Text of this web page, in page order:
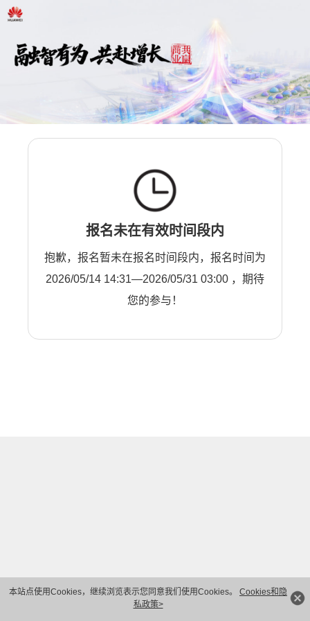
本站点使用Cookies，继续浏览表示您同意我们使用Cookies。 Cookies和隐
私政策>
报名未在有效时间段内
抱歉，报名暂未在报名时间段内，报名时间为
2026/05/14 14:31—2026/05/31 03:00 ，期待
您的参与！